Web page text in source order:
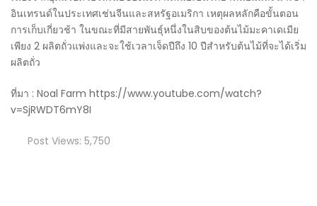
อินเทรนด์ในประเทศเช่นจีนและสหรัฐอเมริกา เหตุผลหลักคือขั้นตอน
การเก็บเกี่ยวช้า ในขณะที่มีสายพันธุ์หนึ่งในสิบของต้นไม้มะคาเดเมีย
เพียง 2 ผลิตถั่วแพ่งและจะใช้เวลาเจ็ดปีถึง 10 ปีสำหรับต้นไม้ที่จะได้เริ่ม
ผลิตถั่ว
ที่มา : Noal Farm https://www.youtube.com/watch?
v=SjRWDT6mY8I
Post Views: 5,750